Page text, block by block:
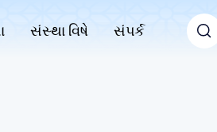
સંસ્થા વિષે સંપર્ક